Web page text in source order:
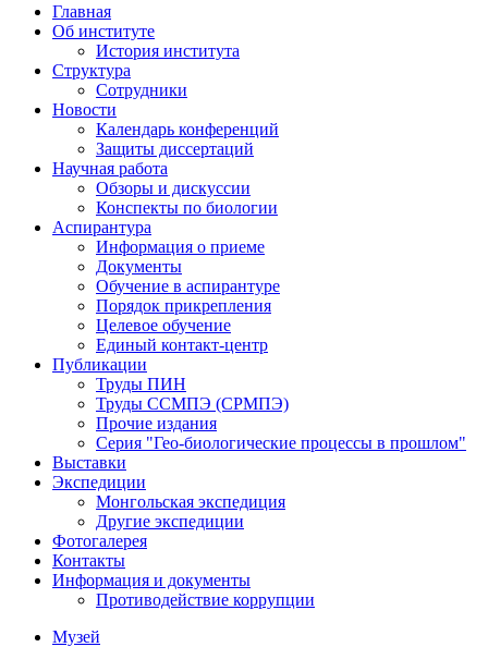
Главная
Об институте
История института
Структура
Сотрудники
Новости
Календарь конференций
Защиты диссертаций
Научная работа
Обзоры и дискуссии
Конспекты по биологии
Аспирантура
Информация о приеме
Документы
Обучение в аспирантуре
Порядок прикрепления
Целевое обучение
Единый контакт-центр
Публикации
Труды ПИН
Труды ССМПЭ (СРМПЭ)
Прочие издания
Серия "Гео-биологические процессы в прошлом"
Выставки
Экспедиции
Монгольская экспедиция
Другие экспедиции
Фотогалерея
Контакты
Информация и документы
Противодействие коррупции
Музей